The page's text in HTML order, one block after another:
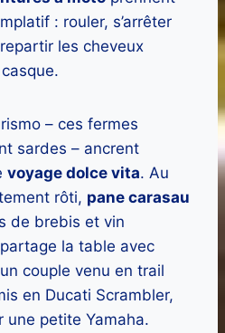
: rouler, s’arrêter
les cheveux
– ces fermes
sardes – ancrent
voyage dolce vita. Au
rôti, pane carasau
de brebis et vin
la table avec
couple venu en trail
en Ducati Scrambler,
une petite Yamaha.